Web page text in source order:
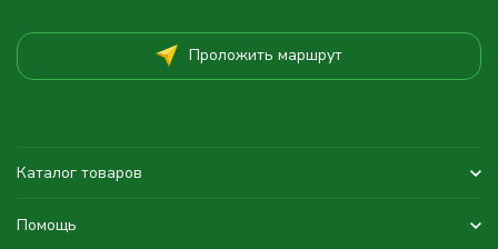
Проложить маршрут
Каталог товаров
Помощь